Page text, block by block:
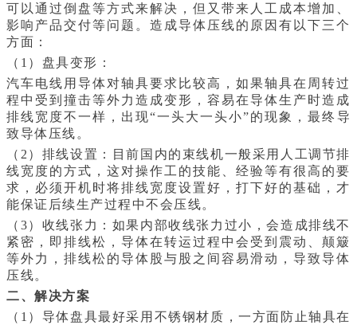
可以通过倒盘等方式来解决，但又带来人工成本增加、
影响产品交付等问题。造成导体压线的原因有以下三个
方面：
（1）盘具变形：
汽车电线用导体对轴具要求比较高，如果轴具在周转过
程中受到撞击等外力造成变形，容易在导体生产时造成
排线宽度不一样，出现“一头大一头小”的现象，最终导
致导体压线。
（2）排线设置：目前国内的束线机一般采用人工调节排
线宽度的方式，这对操作工的技能、经验等有很高的要
求，必须开机时将排线宽度设置好，打下好的基础，才
能保证后续生产过程中不会压线。
（3）收线张力：如果内部收线张力过小，会造成排线不
紧密，即排线松，导体在转运过程中会受到震动、颠簸
等外力，排线松的导体股与股之间容易滑动，导致导体
压线。
二、解决方案
（1）导体盘具最好采用不锈钢材质，一方面防止轴具在